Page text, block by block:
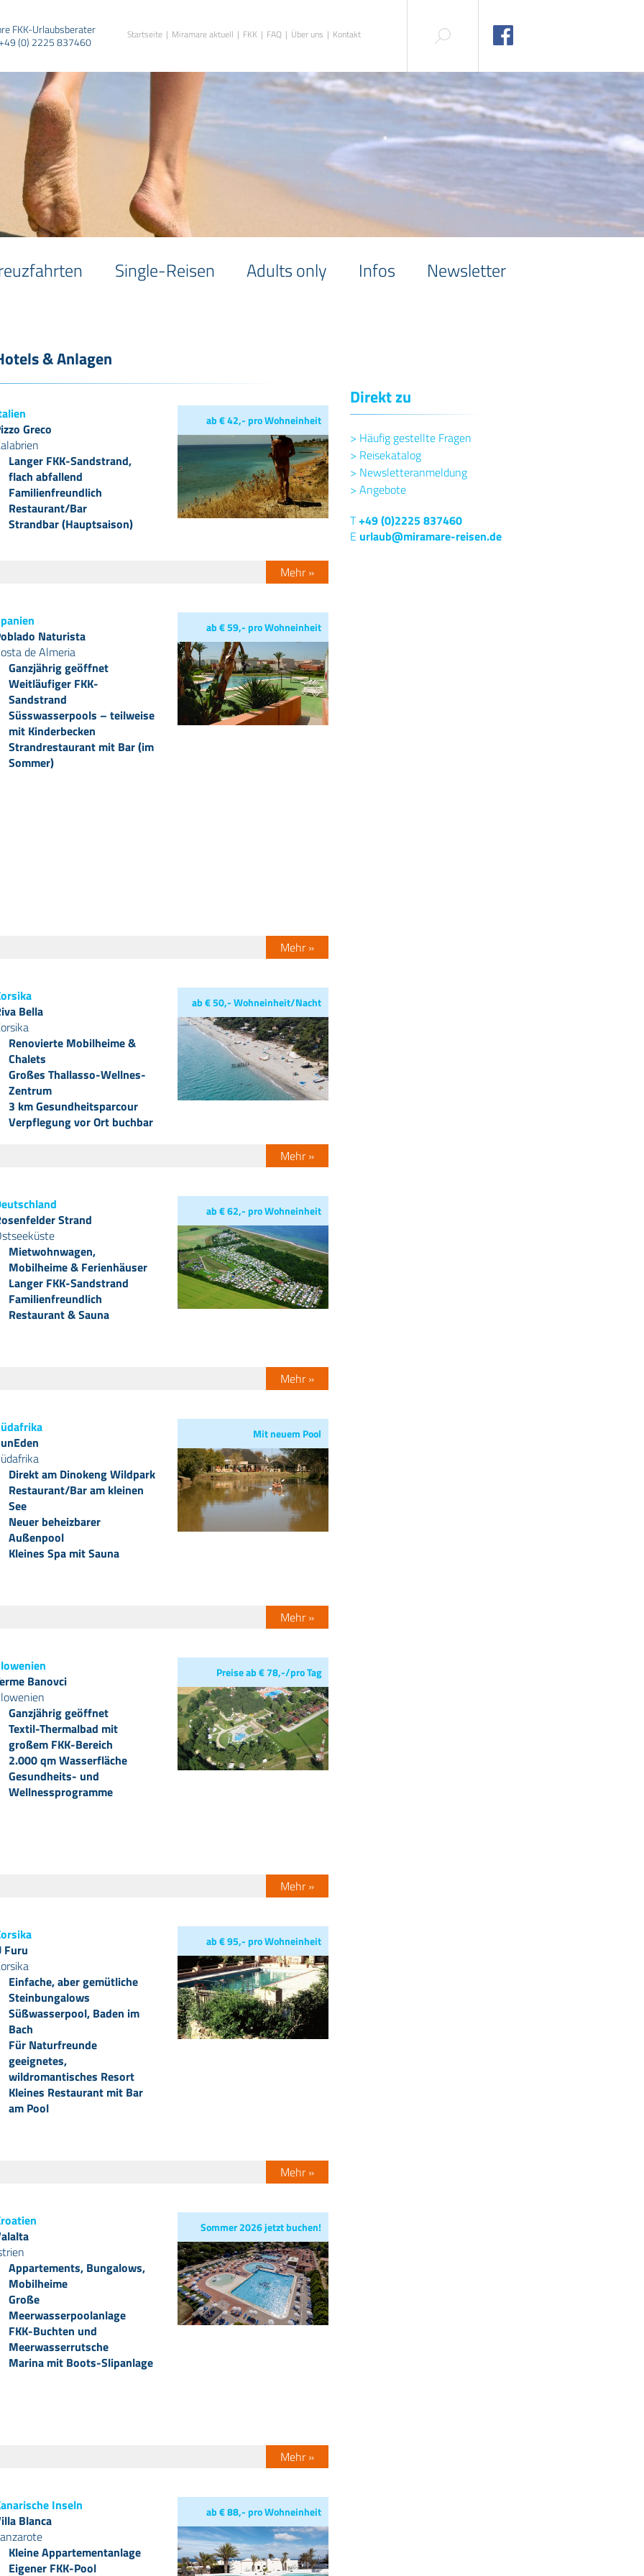
FKK-Urlaubsberater
(0) 2225 837460
Startseite Miramare aktuell FKK FAQ Über uns Kontakt
Single-Reisen Adults only Infos Newsletter
& Anlagen
ab € 42,- pro Wohneinheit
Greco
Langer FKK-Sandstrand,
flach abfallend
Familienfreundlich
Restaurant/Bar
Strandbar (Hauptsaison)
Mehr »
ab € 59,- pro Wohneinheit
Naturista
de Almeria
Ganzjährig geöffnet
Weitläufiger FKK-
Sandstrand
Süsswasserpools – teilweise
mit Kinderbecken
Strandrestaurant mit Bar (im
Sommer)
Mehr »
ab € 50,- Wohneinheit/Nacht
Bella
Renovierte Mobilheime &
Chalets
Großes Thallasso-Wellnes-
Zentrum
3 km Gesundheitsparcour
Verpflegung vor Ort buchbar
Mehr »
ab € 62,- pro Wohneinheit
Strand
Mietwohnwagen,
Mobilheime & Ferienhäuser
Langer FKK-Sandstrand
Familienfreundlich
Restaurant & Sauna
Mehr »
Mit neuem Pool
Direkt am Dinokeng Wildpark
Restaurant/Bar am kleinen
See
Neuer beheizbarer
Außenpool
Kleines Spa mit Sauna
Mehr »
Preise ab € 78,-/pro Tag
Banovci
Ganzjährig geöffnet
Textil-Thermalbad mit
großem FKK-Bereich
2.000 qm Wasserfläche
Gesundheits- und
Wellnessprogramme
Mehr »
ab € 95,- pro Wohneinheit
Furu
Einfache, aber gemütliche
Steinbungalows
Süßwasserpool, Baden im
Bach
Für Naturfreunde
geeignetes,
wildromantisches Resort
Kleines Restaurant mit Bar
am Pool
Mehr »
Sommer 2026 jetzt buchen!
Appartements, Bungalows,
Mobilheime
Große
Meerwasserpoolanlage
FKK-Buchten und
Meerwasserrutsche
Marina mit Boots-Slipanlage
Mehr »
ab € 88,- pro Wohneinheit
Inseln
Blanca
Kleine Appartementanlage
Eigener FKK-Pool
Direkt zu
> Häufig gestellte Fragen
> Reisekatalog
> Newsletteranmeldung
> Angebote
T+49 (0)2225 837460
E urlaub@miramare-reisen.de